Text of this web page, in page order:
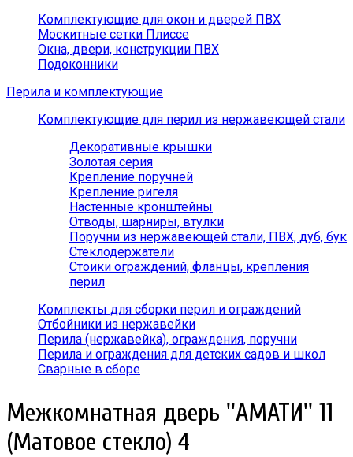
Комплектующие для окон и дверей ПВХ
Москитные сетки Плиссе
Окна, двери, конструкции ПВХ
Подоконники
Перила и комплектующие
Комплектующие для перил из нержавеющей стали
Декоративные крышки
Золотая серия
Крепление поручней
Крепление ригеля
Настенные кронштейны
Отводы, шарниры, втулки
Поручни из нержавеющей стали, ПВХ, дуб, бук
Стеклодержатели
Стоики ограждений, фланцы, крепления
перил
Комплекты для сборки перил и ограждений
Отбойники из нержавейки
Перила (нержавейка), ограждения, поручни
Перила и ограждения для детских садов и школ
Сварные в сборе
Межкомнатная дверь ''АМАТИ'' 11
(Матовое стекло) 4